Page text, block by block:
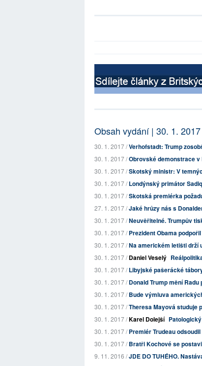
Obsah vydání | 30. 1. 2017
30. 1. 2017 /Verhofstadt: Trump
30. 1. 2017 /Obrovské demonstrace
30. 1. 2017 /Skotský ministr: V
30. 1. 2017 /Londýnský primátor
30. 1. 2017 /Skotská premiérka
27. 1. 2017 /Jaké hrůzy nás s
30. 1. 2017 /Neuvěřitelné. Trumpův
30. 1. 2017 /Prezident Obama
30. 1. 2017 /Na americkém letišti drží
30. 1. 2017 /Daniel Veselý
30. 1. 2017 /Libyjské pašerácké
30. 1. 2017 /Donald Trump mění
30. 1. 2017 /Bude výmluva
30. 1. 2017 /Theresa Mayová studuje
30. 1. 2017 /Karel Dolejší
30. 1. 2017 /Premiér Trudeau
30. 1. 2017 /Bratři Kochové se
9. 11. 2016 /JDE DO TUHÉHO.